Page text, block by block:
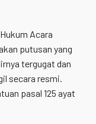
Acara
putusan yang
tergugat dan
secara resmi.
pasal 125 ayat